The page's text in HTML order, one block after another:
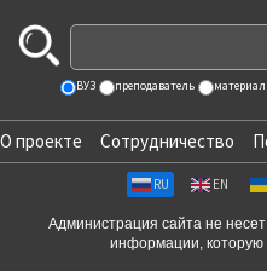
ВУЗ преподаватель материал
О проекте Сотрудничество
RU EN
Администрация сайта не
информации,